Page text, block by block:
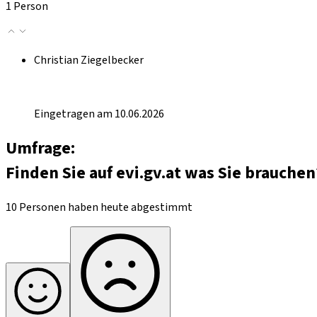
1 Person
Christian Ziegelbecker
Eingetragen am 10.06.2026
Umfrage:
Finden Sie auf evi.gv.at was Sie
10 Personen haben heute abgestimmt